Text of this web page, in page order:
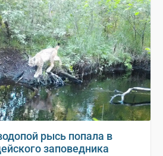
рысь попала в
заповедника